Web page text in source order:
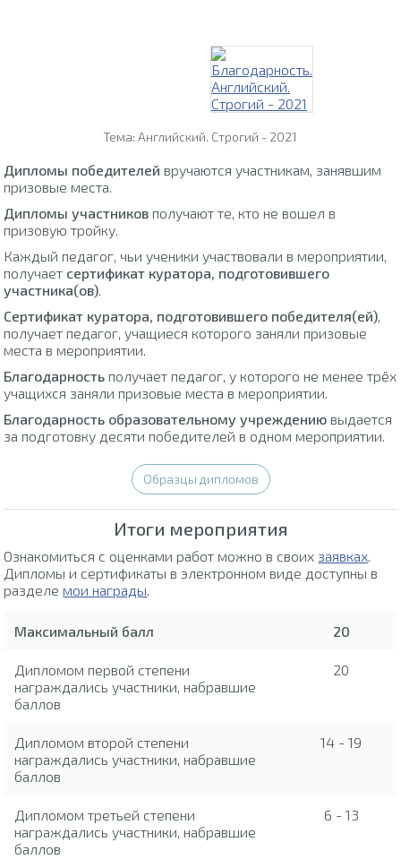
Тема: Английский. Строгий - 2021
Дипломы победителей вручаются участникам, занявшим
призовые места.
Дипломы участников получают те, кто не вошел в
призовую тройку.
Каждый педагог, чьи ученики участвовали в мероприятии,
получает сертификат куратора, подготовившего
участника(ов).
Сертификат куратора, подготовившего победителя(ей),
получает педагог, учащиеся которого заняли призовые
места в мероприятии.
Благодарность получает педагог, у которого не менее трёх
учащихся заняли призовые места в мероприятии.
Благодарность образовательному учреждению выдается
за подготовку десяти победителей в одном мероприятии.
Образцы дипломов
Итоги мероприятия
Ознакомиться с оценками работ можно в своих заявках.
Дипломы и сертификаты в электронном виде доступны в
разделемои награды.
Максимальный балл 20
Дипломом первой степени
награждались участники, набравшие
баллов
20
Дипломом второй степени
награждались участники, набравшие
баллов
14 - 19
Дипломом третьей степени
награждались участники, набравшие
баллов
6 - 13